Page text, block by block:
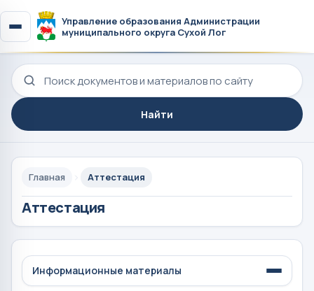
Управление образования Администрации
муниципального округа Сухой Лог
Поиск по сайту
Найти
Главная Аттестация
Аттестация
Информационные материалы